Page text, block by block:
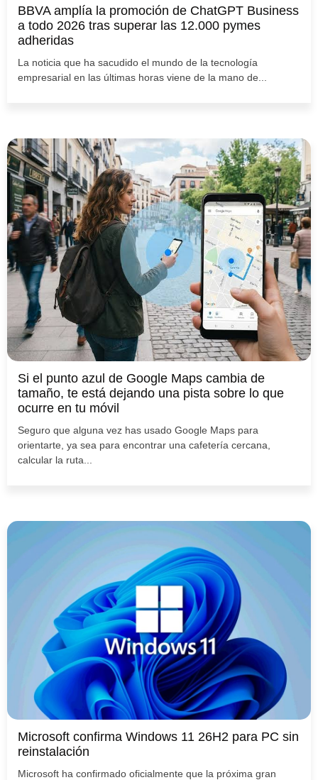
BBVA amplía la promoción de ChatGPT Business
a todo 2026 tras superar las 12.000 pymes
adheridas
La noticia que ha sacudido el mundo de la tecnología
empresarial en las últimas horas viene de la mano de...
Si el punto azul de Google Maps cambia de
tamaño, te está dejando una pista sobre lo que
ocurre en tu móvil
Seguro que alguna vez has usado Google Maps para
orientarte, ya sea para encontrar una cafetería cercana,
calcular la ruta...
Microsoft confirma Windows 11 26H2 para PC sin
reinstalación
Microsoft ha confirmado oficialmente que la próxima gran